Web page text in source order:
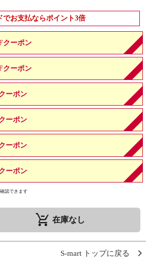
でお支払ならポイント3倍
クーポン
クーポン
ーポン
ーポン
ーポン
ーポン
認できます
remove_shopping_cart 在庫なし
S-mart トップに戻る